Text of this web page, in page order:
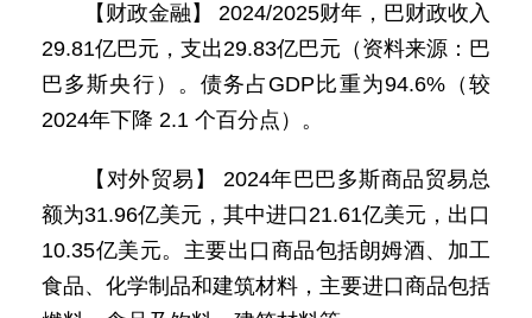
【财政金融】 2024/2025财年，巴财政收入
29.81亿巴元，支出29.83亿巴元（资料来源：巴
巴多斯央行）。债务占GDP比重为94.6%（较
2024年下降 2.1 个百分点）。
【对外贸易】 2024年巴巴多斯商品贸易总
额为31.96亿美元，其中进口21.61亿美元，出口
10.35亿美元。主要出口商品包括朗姆酒、加工
食品、化学制品和建筑材料，主要进口商品包括